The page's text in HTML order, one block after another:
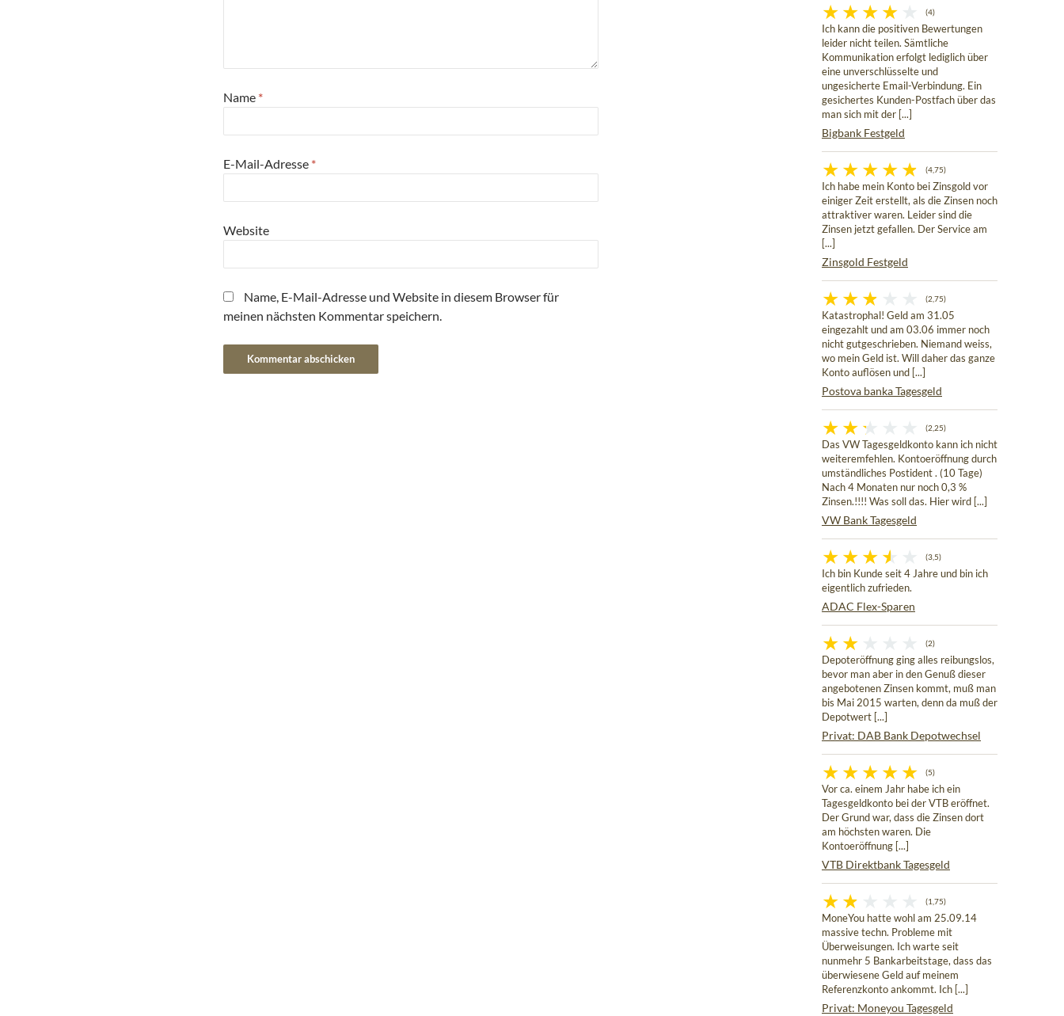
Name *
E-Mail-Adresse *
Website
Name, E-Mail-Adresse und Website in diesem Browser für
meinen nächsten Kommentar speichern.
(4)
Ich kann die positiven Bewertungen
leider nicht teilen. Sämtliche
Kommunikation erfolgt lediglich über
eine unverschlüsselte und
ungesicherte Email-Verbindung. Ein
gesichertes Kunden-Postfach über das
man sich mit der [...]
Bigbank Festgeld
(4,75)
Ich habe mein Konto bei Zinsgold vor
einiger Zeit erstellt, als die Zinsen noch
attraktiver waren. Leider sind die
Zinsen jetzt gefallen. Der Service am
[...]
Zinsgold Festgeld
(2,75)
Katastrophal! Geld am 31.05
eingezahlt und am 03.06 immer noch
nicht gutgeschrieben. Niemand weiss,
wo mein Geld ist. Will daher das ganze
Konto auflösen und [...]
Postova banka Tagesgeld
(2,25)
Das VW Tagesgeldkonto kann ich nicht
weiteremfehlen. Kontoeröffnung durch
umständliches Postident . (10 Tage)
Nach 4 Monaten nur noch 0,3 %
Zinsen.!!!! Was soll das. Hier wird [...]
VW Bank Tagesgeld
(3,5)
Ich bin Kunde seit 4 Jahre und bin ich
eigentlich zufrieden.
ADAC Flex-Sparen
(2)
Depoteröffnung ging alles reibungslos,
bevor man aber in den Genuß dieser
angebotenen Zinsen kommt, muß man
bis Mai 2015 warten, denn da muß der
Depotwert [...]
Privat: DAB Bank Depotwechsel
(5)
Vor ca. einem Jahr habe ich ein
Tagesgeldkonto bei der VTB eröffnet.
Der Grund war, dass die Zinsen dort
am höchsten waren. Die
Kontoeröffnung [...]
VTB Direktbank Tagesgeld
(1,75)
MoneYou hatte wohl am 25.09.14
massive techn. Probleme mit
Überweisungen. Ich warte seit
nunmehr 5 Bankarbeitstage, dass das
überwiesene Geld auf meinem
Referenzkonto ankommt. Ich [...]
Privat: Moneyou Tagesgeld